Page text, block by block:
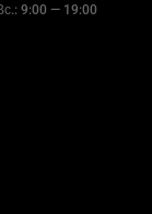
9:00 — 19:00